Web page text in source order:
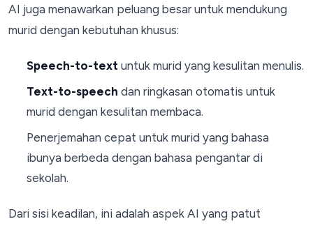
AI juga menawarkan peluang besar untuk mendukung
murid dengan kebutuhan khusus:
Speech-to-text untuk murid yang kesulitan menulis.
Text-to-speech dan ringkasan otomatis untuk
murid dengan kesulitan membaca.
Penerjemahan cepat untuk murid yang bahasa
ibunya berbeda dengan bahasa pengantar di
sekolah.
Dari sisi keadilan, ini adalah aspek AI yang patut